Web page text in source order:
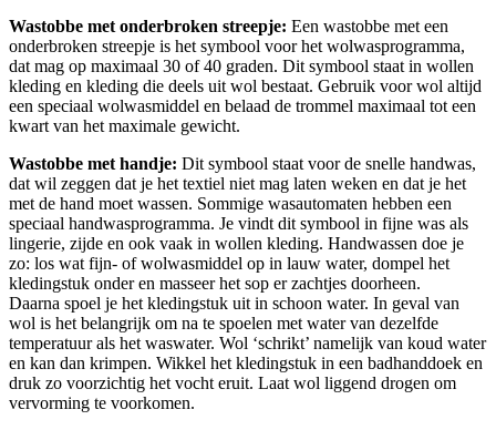
Wastobbe met onderbroken streepje: Een wastobbe met een
onderbroken streepje is het symbool voor het wolwasprogramma,
dat mag op maximaal 30 of 40 graden. Dit symbool staat in wollen
kleding en kleding die deels uit wol bestaat. Gebruik voor wol altijd
een speciaal wolwasmiddel en belaad de trommel maximaal tot een
kwart van het maximale gewicht.
Wastobbe met handje: Dit symbool staat voor de snelle handwas,
dat wil zeggen dat je het textiel niet mag laten weken en dat je het
met de hand moet wassen. Sommige wasautomaten hebben een
speciaal handwasprogramma. Je vindt dit symbool in fijne was als
lingerie, zijde en ook vaak in wollen kleding. Handwassen doe je
zo: los wat fijn- of wolwasmiddel op in lauw water, dompel het
kledingstuk onder en masseer het sop er zachtjes doorheen.
Daarna spoel je het kledingstuk uit in schoon water. In geval van
wol is het belangrijk om na te spoelen met water van dezelfde
temperatuur als het waswater. Wol ‘schrikt’ namelijk van koud water
en kan dan krimpen. Wikkel het kledingstuk in een badhanddoek en
druk zo voorzichtig het vocht eruit. Laat wol liggend drogen om
vervorming te voorkomen.